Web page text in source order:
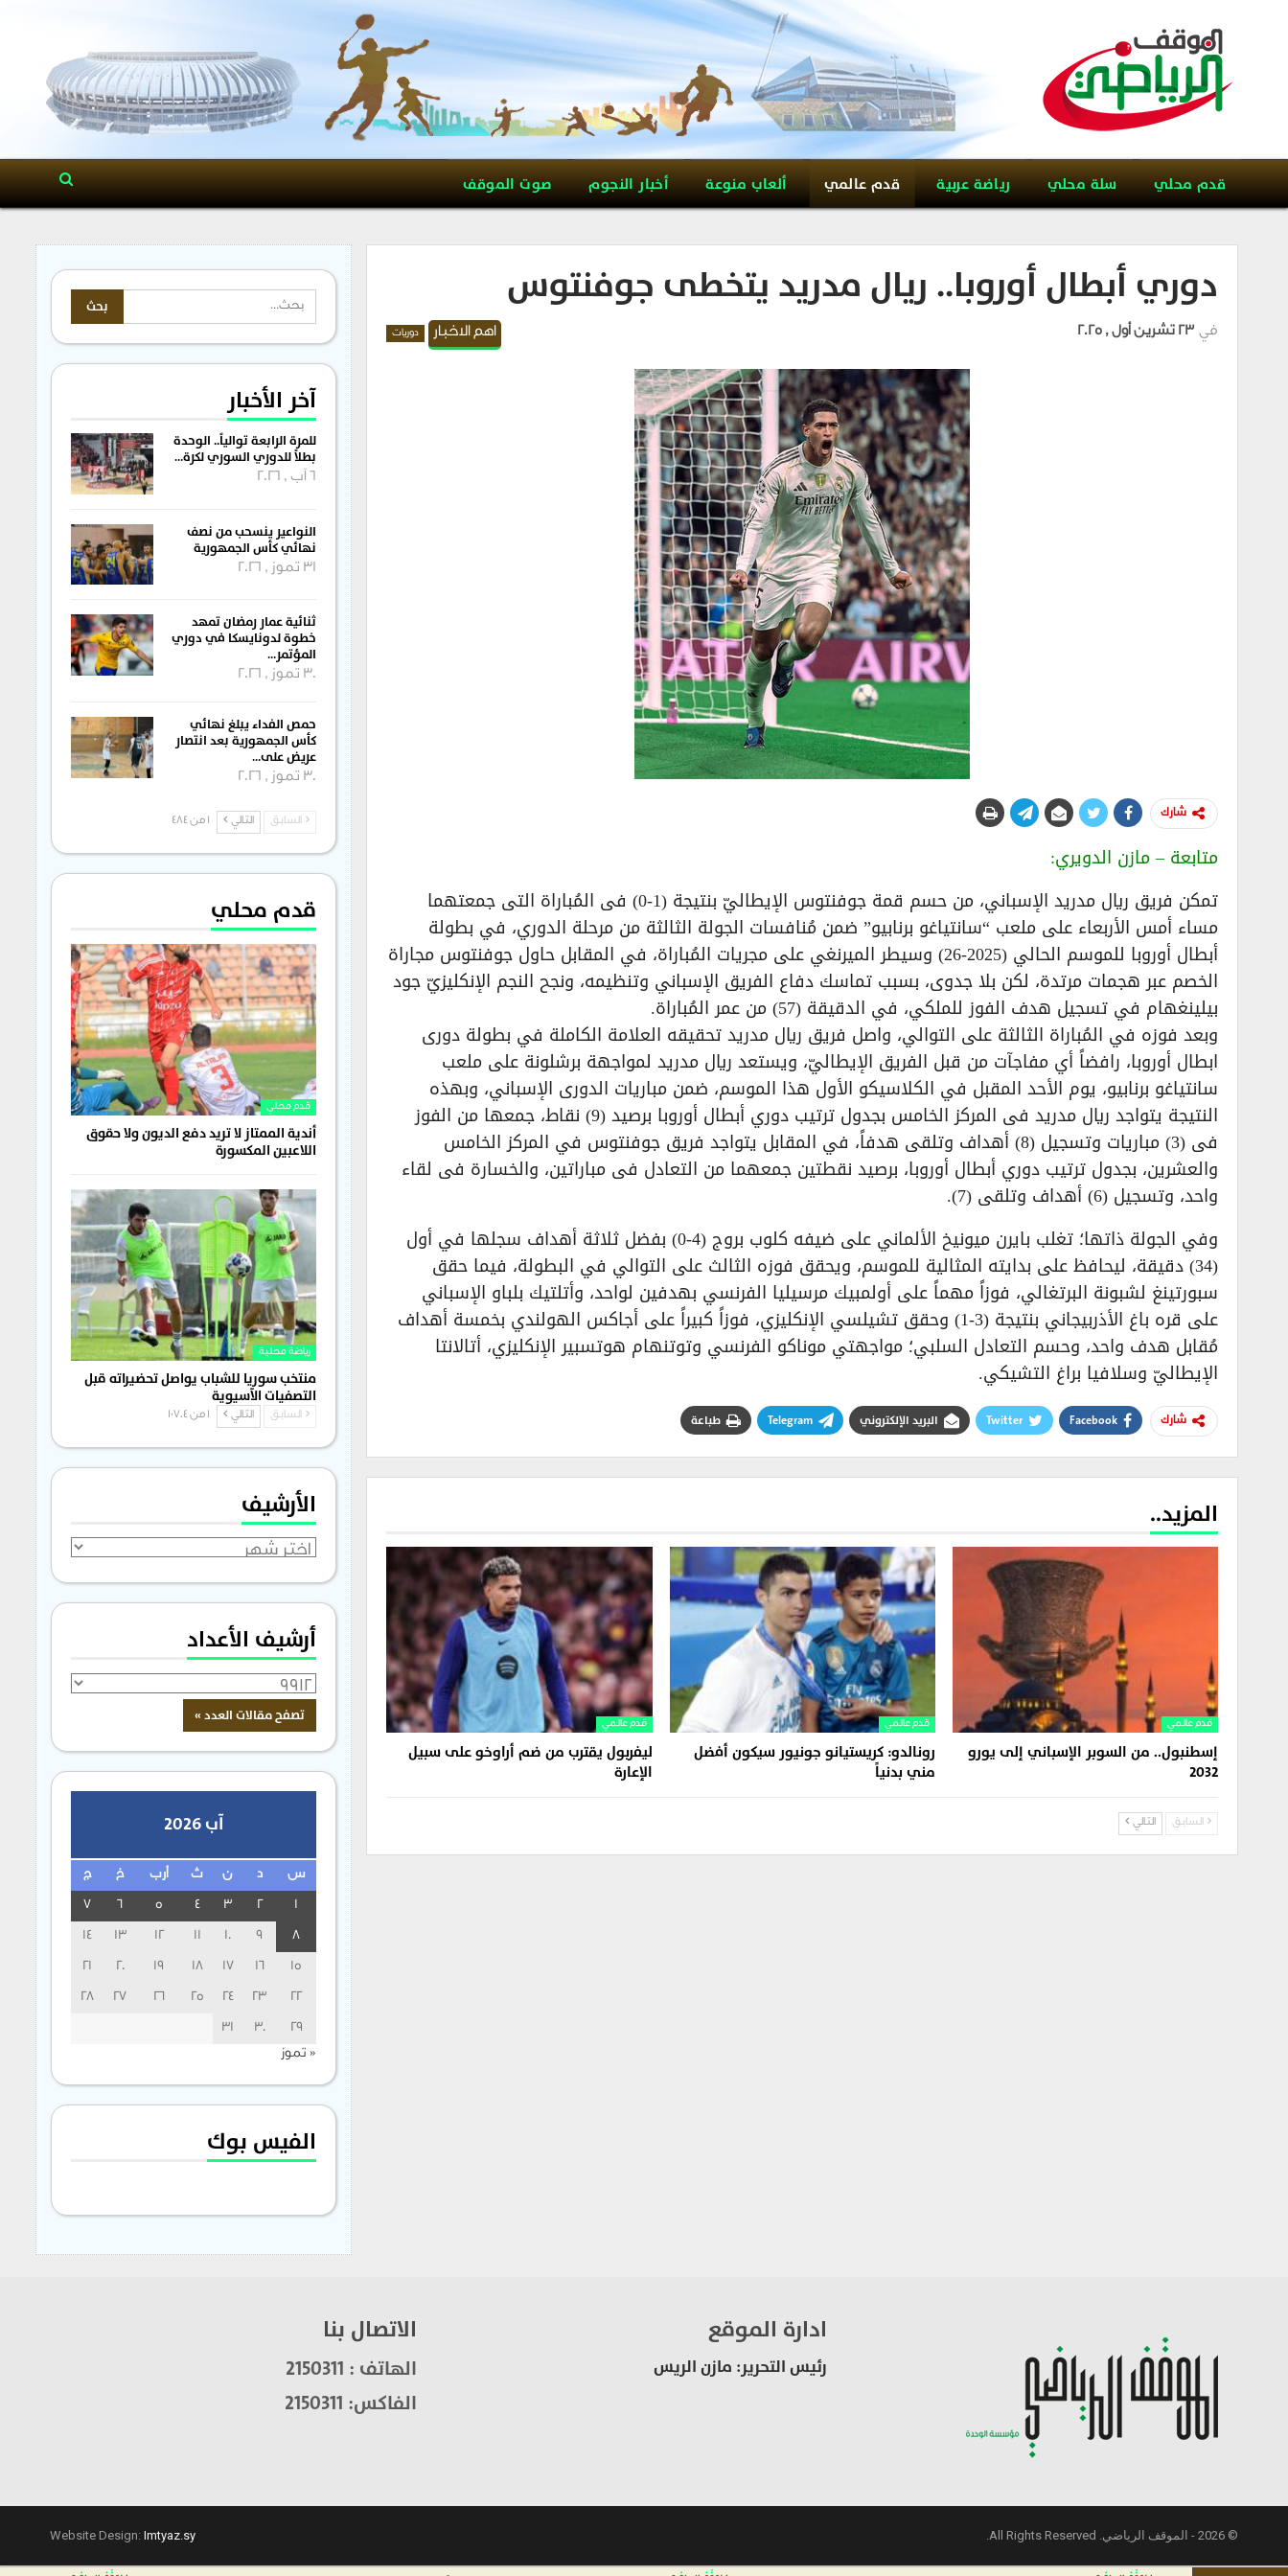
قدم محلي سلة محلي رياضة عربية قدم عالمي ألعاب منوعة أخبار النجوم صوت الموقف
دوري أبطال أوروبا.. ريال مدريد يتخطى جوفنتوس
اهم الاخبار دوريات في 23 تشرين أول , 2025
شارك
متابعة – مازن الدويري:
تمكن فريق ريال مدريد الإسباني، من حسم قمة جوفنتوس الإيطاليّ بنتيجة (1-0) فى المُباراة التى جمعتهما
مساء أمس الأربعاء على ملعب “سانتياغو برنابيو” ضمن مُنافسات الجولة الثالثة من مرحلة الدوري، في بطولة
أبطال أوروبا للموسم الحالي (2025-26) وسيطر الميرنغي على مجريات المُباراة، في المقابل حاول جوفنتوس مجاراة
الخصم عبر هجمات مرتدة، لكن بلا جدوى، بسبب تماسك دفاع الفريق الإسباني وتنظيمه، ونجح النجم الإنكليزيّ جود
بيلينغهام في تسجيل هدف الفوز للملكي، في الدقيقة (57) من عمر المُباراة.
وبعد فوزه في المُباراة الثالثة على التوالي، واصل فريق ريال مدريد تحقيقه العلامة الكاملة في بطولة دورى
ابطال أوروبا، رافضاً أي مفاجآت من قبل الفريق الإيطاليّ، ويستعد ريال مدريد لمواجهة برشلونة على ملعب
سانتياغو برنابيو، يوم الأحد المقبل في الكلاسيكو الأول هذا الموسم، ضمن مباريات الدورى الإسباني، وبهذه
النتيجة يتواجد ريال مدريد فى المركز الخامس بجدول ترتيب دوري أبطال أوروبا برصيد (9) نقاط، جمعها من الفوز
فى (3) مباريات وتسجيل (8) أهداف وتلقى هدفاً، في المقابل يتواجد فريق جوفنتوس في المركز الخامس
والعشرين، بجدول ترتيب دوري أبطال أوروبا، برصيد نقطتين جمعهما من التعادل فى مباراتين، والخسارة فى لقاء
واحد، وتسجيل (6) أهداف وتلقى (7).
وفي الجولة ذاتها؛ تغلب بايرن ميونيخ الألماني على ضيفه كلوب بروج (4-0) بفضل ثلاثة أهداف سجلها في أول
(34) دقيقة، ليحافظ على بدايته المثالية للموسم، ويحقق فوزه الثالث على التوالي في البطولة، فيما حقق
سبورتينغ لشبونة البرتغالي، فوزاً مهماً على أولمبيك مرسيليا الفرنسي بهدفين لواحد، وأتلتيك بلباو الإسباني
على قره باغ الأذربيجاني بنتيجة (3-1) وحقق تشيلسي الإنكليزي، فوزاً كبيراً على أجاكس الهولندي بخمسة أهداف
مُقابل هدف واحد، وحسم التعادل السلبي؛ مواجهتي موناكو الفرنسي وتوتنهام هوتسبير الإنكليزي، أتالانتا
الإيطاليّ وسلافيا براغ التشيكي.
شارك Facebook
Twitter البريد الإلكتروني Telegram طباعة
المزيد..
قدم عالمي
إسطنبول.. من السوبر الإسباني إلى يورو
2032
قدم عالمي
رونالدو: كريستيانو جونيور سيكون أفضل
مني بدنياً
قدم عالمي
ليفربول يقترب من ضم أراوخو على سبيل
الإعارة
السابق التالي
آخر الأخبار
للمرة الرابعة توالياً.. الوحدة
بطلاً للدوري السوري لكرة…
6 آب , 2026
النواعير ينسحب من نصف
نهائي كأس الجمهورية
31 تموز , 2026
ثنائية عمار رمضان تمهد
خطوة لدونايسكا في دوري
المؤتمر…
30 تموز , 2026
حمص الفداء يبلغ نهائي
كأس الجمهورية بعد انتصار
عريض على…
30 تموز , 2026
السابق التالي 1 من 484
قدم محلي
قدم محلي
أندية الممتاز لا تريد دفع الديون ولا حقوق
اللاعبين المكسورة
رياضة محلية
منتخب سوريا للشباب يواصل تحضيراته قبل
التصفيات الآسيوية
السابق التالي 1 من 1٬704
الأرشيف
الأرشيف
أرشيف الأعداد
آب 2026
س د ن ث أرب خ ج
1
2
3
4
5
6
7
8
9
10
11
12
13
14
15
16
17
18
19
20
21
22
23
24
25
26
27
28
29
30
31
« تموز
الفيس بوك
ادارة الموقع
رئيس التحرير: مازن الريس
الاتصال بنا
الهاتف : 2150311
الفاكس: 2150311
© 2026 - الموقف الرياضي. All Rights Reserved. Website Design: Imtyaz.sy